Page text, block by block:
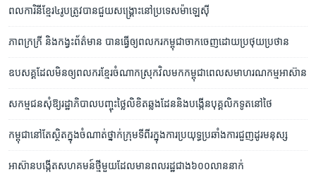
ពលការិនី​ខ្មែរ​៤រូប​ត្រូវ​បាន​ជួយ​សង្គ្រោះ​នៅ​ប្រទេស​ម៉ាឡេស៊ី​
ភាព​ក្រក្រី និង​កង្វះ​ព័ត៌មាន បាន​ធ្វើឲ្យ​ពលករ​កម្ពុជា​ចាក​ចេញ​ដោយ​ប្រថុយ​ប្រថាន
ឧបសគ្គ​ដែល​មិន​ឲ្យ​ពលករ​ខ្មែរ​ចំណាក​ស្រុក​វិល​មក​កម្ពុជា​ពេល​សមាហរណកម្ម​អាស៊ាន
សកម្មជន​សុំ​ឱ្យ​រដ្ឋាភិបាល​បញ្ចុះថ្លៃ​លិខិត​ឆ្លង​ដែន​និង​បង្កើន​បុគ្គលិក​ទូតនៅថៃ
កម្ពុជា​នៅ​តែ​ស្ថិត​ក្នុង​ចំណាត់​ថ្នាក់​ក្រុម​ទីពីរ​ក្នុង​ការ​ប្រយុទ្ធ​ប្រឆាំង​​ការ​ជួញ​ដូរ​មនុស្ស
អាស៊ាន​បង្កើត​សហគមន៍​ថ្មី​មួយ​ដែល​មាន​ពលរដ្ឋ​ជាង​៦០០​លាន​នាក់